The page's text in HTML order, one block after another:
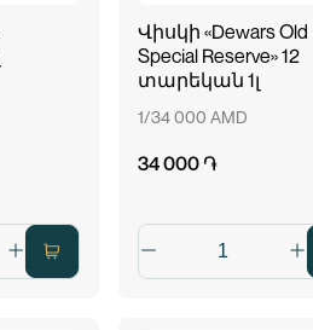
Վիսկի «Dewars Old
Special Reserve» 12
տարեկան 1լ
1/34 000 AMD
34 000 ֏